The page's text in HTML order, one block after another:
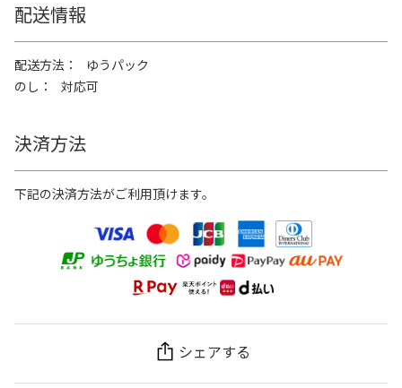
配送情報
配送方法
ゆうパック
のし
対応可
決済方法
下記の決済方法がご利用頂けます。
シェアする